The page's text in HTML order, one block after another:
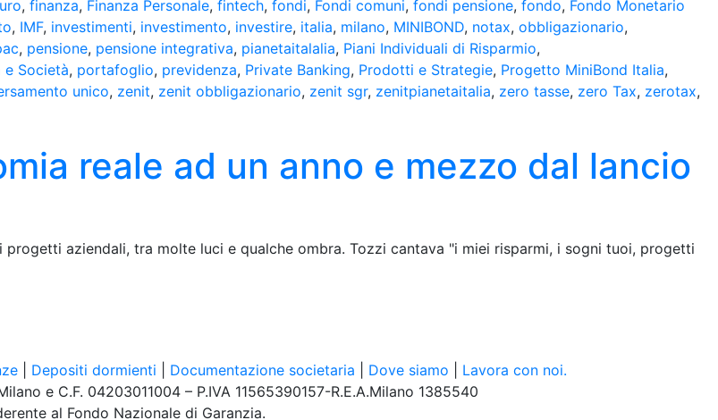
, finanza, Finanza Personale, fintech, fondi, Fondi comuni, fondi pensione, fondo, Fondo Monetario
, IMF, investimenti, investimento, investire, italia, milano, MINIBOND, notax, obbligazionario,
, pensione, pensione integrativa, pianetaitalalia, Piani Individuali di Risparmio,
e Società, portafoglio, previdenza, Private Banking, Prodotti e Strategie, Progetto MiniBond Italia,
unico, zenit, zenit obbligazionario, zenit sgr, zenitpianetaitalia, zero tasse, zero Tax, zerotax,
reale ad un anno e mezzo dal lancio
aziendali, tra molte luci e qualche ombra. Tozzi cantava "i miei risparmi, i sogni tuoi, progetti
Depositi dormienti Documentazione societaria Dove siamo
Lavora con noi.
e C.F. 04203011004 – P.IVA 11565390157-R.E.A.Milano 1385540
al Fondo Nazionale di Garanzia.